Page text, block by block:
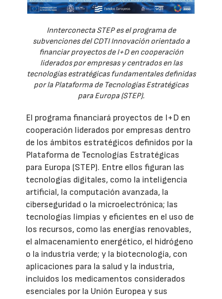
Innterconecta STEP es el programa de
subvenciones del CDTI Innovación orientado a
financiar proyectos de I+D en cooperación
liderados por empresas y centrados en las
tecnologías estratégicas fundamentales definidas
por la Plataforma de Tecnologías Estratégicas
para Europa (STEP).
El programa financiará proyectos de I+D en
cooperación liderados por empresas dentro
de los ámbitos estratégicos definidos por la
Plataforma de Tecnologías Estratégicas
para Europa (STEP). Entre ellos figuran las
tecnologías digitales, como la inteligencia
artificial, la computación avanzada, la
ciberseguridad o la microelectrónica; las
tecnologías limpias y eficientes en el uso de
los recursos, como las energías renovables,
el almacenamiento energético, el hidrógeno
o la industria verde; y la biotecnología, con
aplicaciones para la salud y la industria,
incluidos los medicamentos considerados
esenciales por la Unión Europea y sus